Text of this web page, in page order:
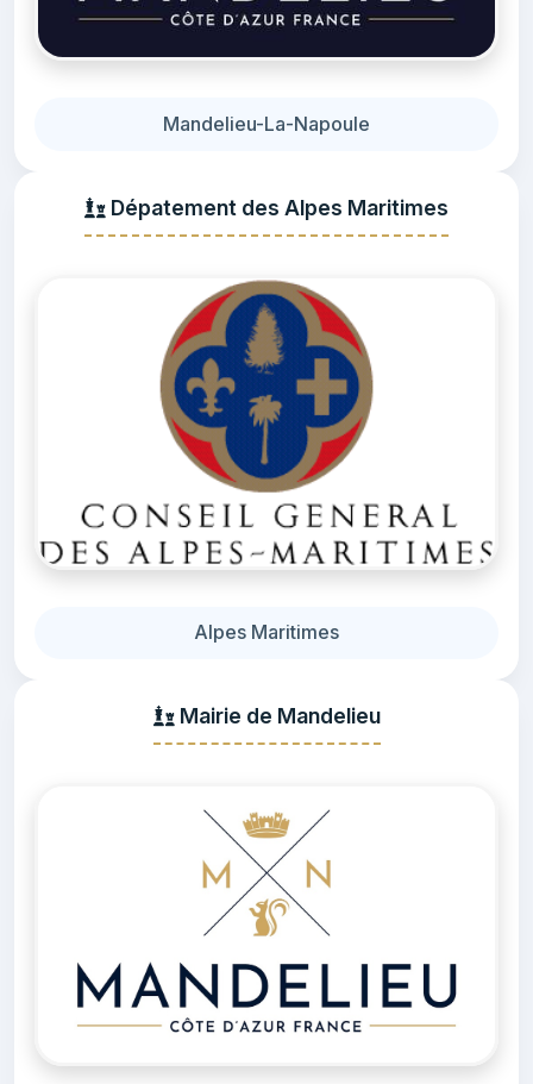
Mandelieu-La-Napoule
Dépatement des Alpes Maritimes
Alpes Maritimes
Mairie de Mandelieu